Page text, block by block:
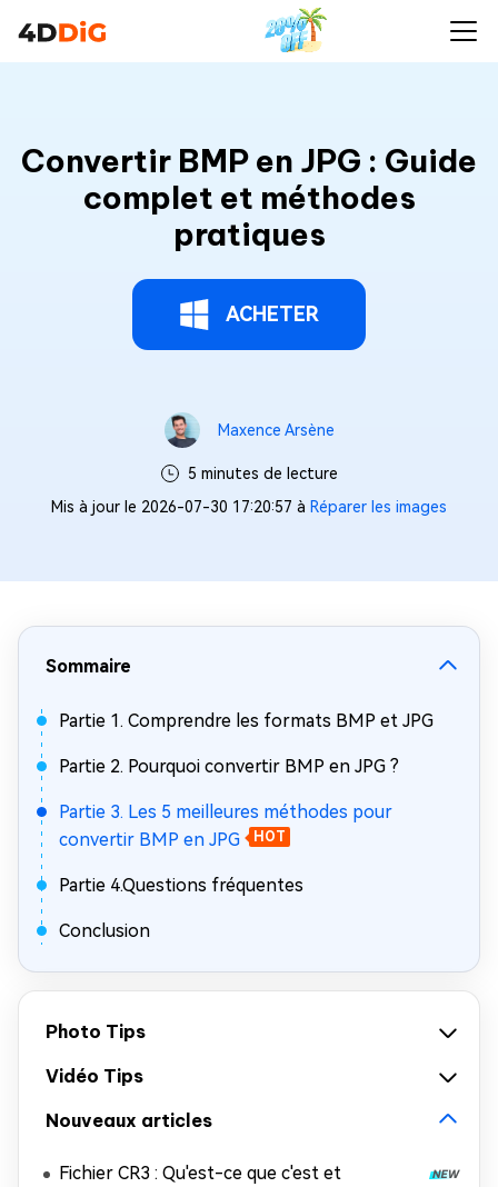
Convertir BMP en JPG : Guide
complet et méthodes
pratiques
ACHETER
Maxence Arsène
5 minutes de lecture
Mis à jour le 2026-07-30 17:20:57 à Réparer les images
Sommaire
Partie 1. Comprendre les formats BMP et JPG
Partie 2. Pourquoi convertir BMP en JPG ?
Partie 3. Les 5 meilleures méthodes pour
convertir BMP en JPG
HOT
Partie 4.Questions fréquentes
Conclusion
Photo Tips
Vidéo Tips
Nouveaux articles
Fichier CR3 : Qu'est-ce que c'est et